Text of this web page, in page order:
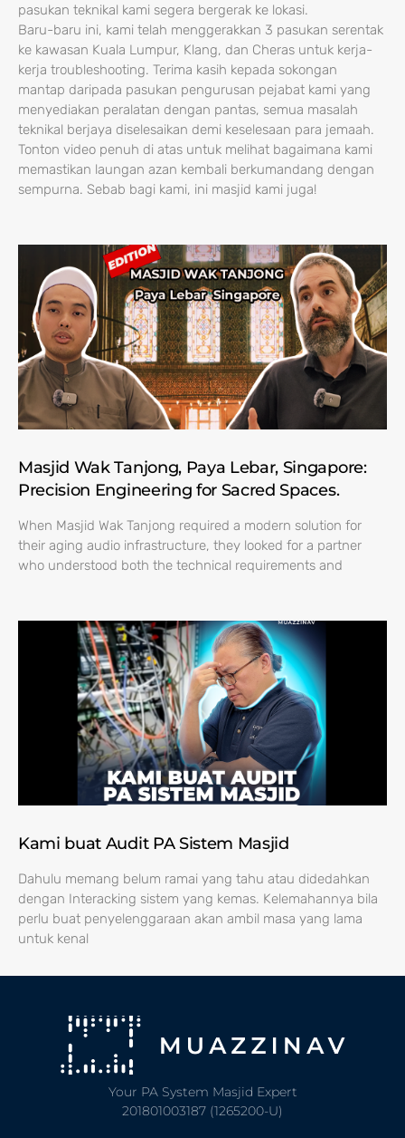
pasukan teknikal kami segera bergerak ke lokasi.
Baru-baru ini, kami telah menggerakkan 3 pasukan serentak
ke kawasan Kuala Lumpur, Klang, dan Cheras untuk kerja-
kerja troubleshooting. Terima kasih kepada sokongan
mantap daripada pasukan pengurusan pejabat kami yang
menyediakan peralatan dengan pantas, semua masalah
teknikal berjaya diselesaikan demi keselesaan para jemaah.
Tonton video penuh di atas untuk melihat bagaimana kami
memastikan laungan azan kembali berkumandang dengan
sempurna. Sebab bagi kami, ini masjid kami juga!
Masjid Wak Tanjong, Paya Lebar, Singapore:
Precision Engineering for Sacred Spaces.
When Masjid Wak Tanjong required a modern solution for
their aging audio infrastructure, they looked for a partner
who understood both the technical requirements and
Kami buat Audit PA Sistem Masjid
Dahulu memang belum ramai yang tahu atau didedahkan
dengan Interacking sistem yang kemas. Kelemahannya bila
perlu buat penyelenggaraan akan ambil masa yang lama
untuk kenal
Your PA System Masjid Expert
201801003187 (1265200-U)